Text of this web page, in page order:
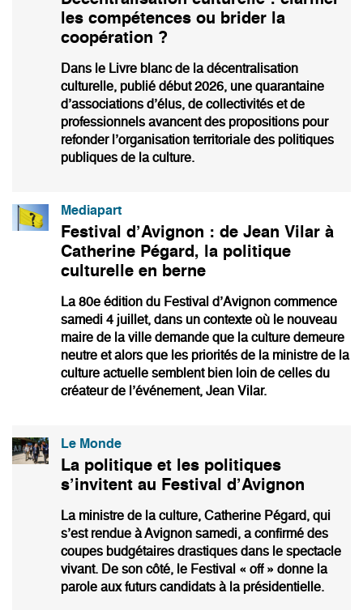
les compétences ou brider la
coopération ?
Dans le Livre blanc de la décentralisation
culturelle, publié début 2026, une quarantaine
d’associations d’élus, de collectivités et de
professionnels avancent des propositions pour
refonder l’organisation territoriale des politiques
publiques de la culture.
Mediapart
Festival d’Avignon : de Jean Vilar à
Catherine Pégard, la politique
culturelle en berne
La 80e édition du Festival d’Avignon commence
samedi 4 juillet, dans un contexte où le nouveau
maire de la ville demande que la culture demeure
neutre et alors que les priorités de la ministre de la
culture actuelle semblent bien loin de celles du
créateur de l’événement, Jean Vilar.
Le Monde
La politique et les politiques
s’invitent au Festival d’Avignon
La ministre de la culture, Catherine Pégard, qui
s’est rendue à Avignon samedi, a confirmé des
coupes budgétaires drastiques dans le spectacle
vivant. De son côté, le Festival « off » donne la
parole aux futurs candidats à la présidentielle.